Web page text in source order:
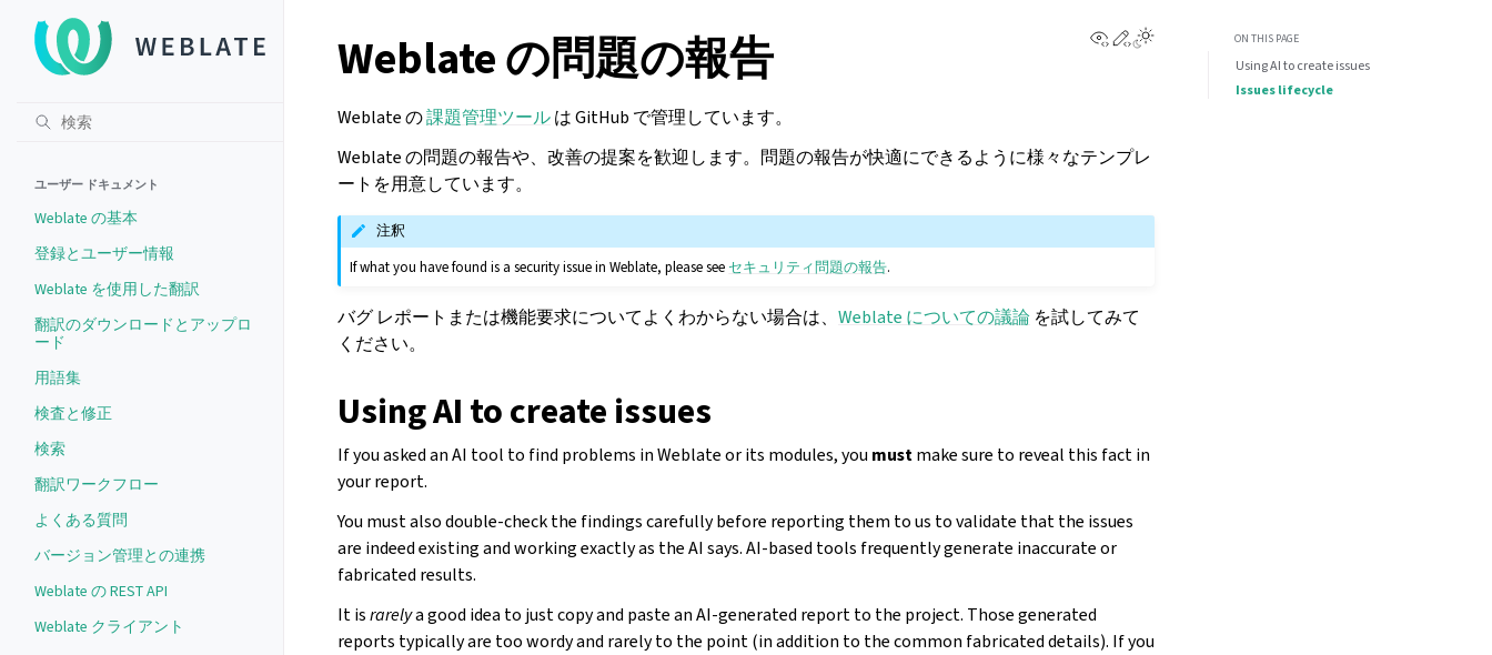
ユーザー ドキュメント
Weblate の基本
登録とユーザー情報
Weblate を使用した翻訳
翻訳のダウンロードとアップロ
ード
用語集
検査と修正
検索
翻訳ワークフロー
よくある質問
バージョン管理との連携
Weblate の REST API
Weblate クライアント
View this page
Edit this page
Weblate の問題の報告
Weblate の課題管理ツールは GitHub で管理しています。
Weblate の問題の報告や、改善の提案を歓迎します。問題の報告が快適にできるように様々なテンプレ
ートを用意しています。
注釈
If what you have found is a security issue in Weblate, please see セキュリティ問題の報告.
バグ レポートまたは機能要求についてよくわからない場合は、 Weblate についての議論 を試してみて
ください。
Using AI to create issues
If you asked an AI tool to find problems in Weblate or its modules, you mustmake sure to reveal this fact in
your report.
You must also double-check the findings carefully before reporting them to us to validate that the issues
are indeed existing and working exactly as the AI says. AI-based tools frequently generate inaccurate or
fabricated results.
It israrelya good idea to just copy and paste an AI-generated report to the project. Those generated
reports typically are too wordy and rarely to the point (in addition to the common fabricated details). If you
ON THIS PAGE
Using AI to create issues
Issues lifecycle